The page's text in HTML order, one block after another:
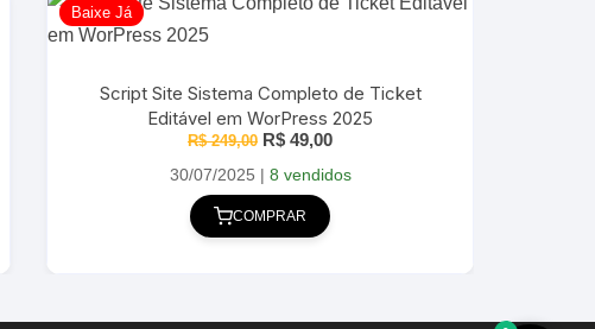
Baixe Já
Script Site Sistema Completo de Ticket
Editável em WorPress 2025
R$249,00 O
original
era:
R$ 249,00.
R$ 49,00O
atual
30/07/2025 | 8 vendidos
COMPRAR